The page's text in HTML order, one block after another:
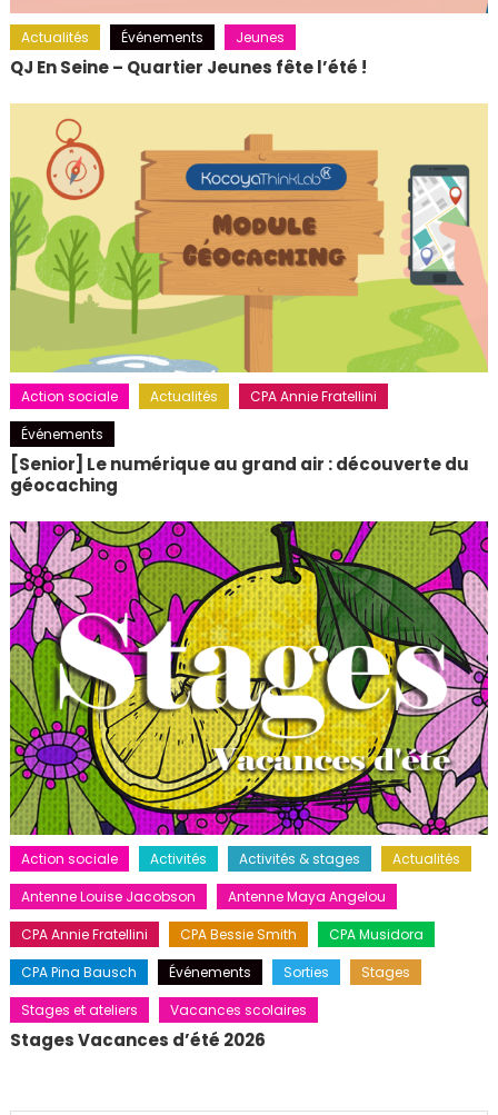
Actualités Événements Jeunes
QJ En Seine – Quartier Jeunes fête l’été !
Action sociale Actualités
CPA Annie Fratellini
Événements
[Senior] Le numérique au grand air : découverte du
géocaching
Action sociale Activités Activités & stages
Actualités
Antenne Louise Jacobson
Antenne Maya Angelou
CPA Annie Fratellini
CPA Bessie Smith
CPA Musidora
CPA Pina Bausch
Événements Sorties
Stages
Stages et ateliers
Vacances scolaires
Stages Vacances d’été 2026